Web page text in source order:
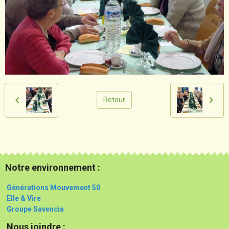
Retour
Notre environnement :
Générations Mouvement 50
Elle & Vire
Groupe Savencia
Nous joindre :